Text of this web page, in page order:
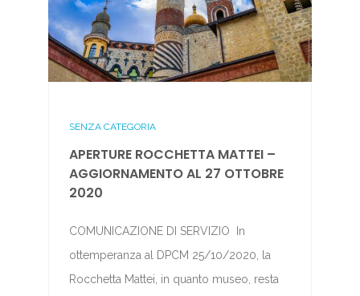
SENZA CATEGORIA
APERTURE ROCCHETTA MATTEI –
AGGIORNAMENTO AL 27 OTTOBRE
2020
COMUNICAZIONE DI SERVIZIO In
ottemperanza al DPCM 25/10/2020, la
Rocchetta Mattei, in quanto museo, resta